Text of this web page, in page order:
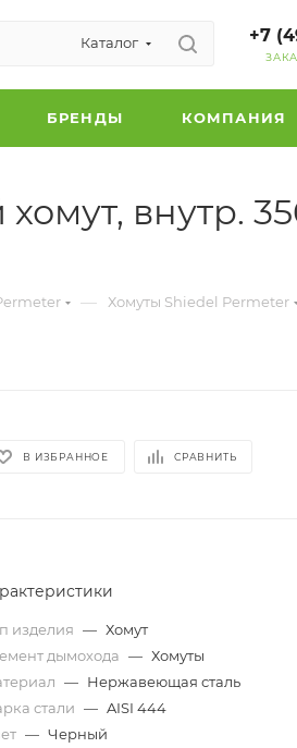
Каталог +7
БРЕНДЫ КОМПАНИЯ
внутр.
— Хомуты Shiedel Permeter
В ИЗБРАННОЕ СРАВНИТЬ
изделия — Хомут
дымохода — Хомуты
— Нержавеющая сталь
стали — AISI 444
— Черный